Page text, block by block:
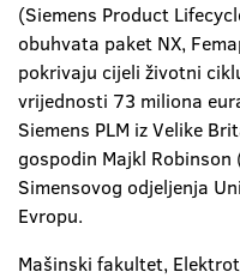
(Siemens Product
obuhvata paket NX,
pokrivaju cijeli životni
vrijednosti 73 miliona
Siemens PLM iz Velike
gospodin Majkl
Simensovog odjeljenja
Evropu.
Mašinski fakultet,